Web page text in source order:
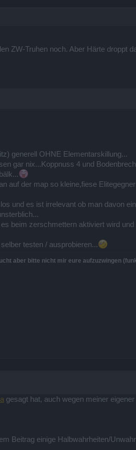
ZW-Truhen noch. Aber Härte droppt
generell OHNE Elementarskillung...
gar nix...Koppnuss 4 und
auf der map so kleine,fiese
und es ist irrelevant ob man davon
beim zerschmettern aktiviert wird
testen / ausprobieren...
aber bitte nicht mir eure aufzuzwingen
gesagt hat, auch wegen meiner
Beitrag einige Halbwahrheiten/